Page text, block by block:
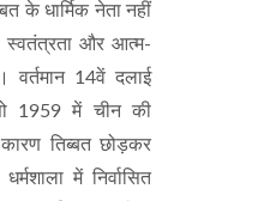
के धार्मिक नेता नहीं
स्वतंत्रता और आत्म-
वर्तमान 14वें दलाई
1959 में चीन की
तिब्बत छोड़कर
में निर्वासित